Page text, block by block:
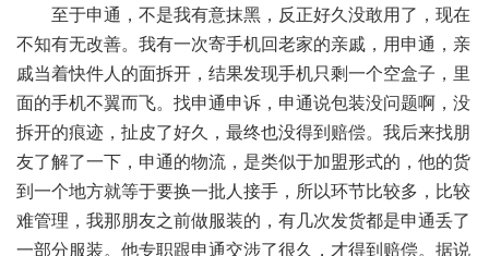
至于申通，不是我有意抹黑，反正好久没敢用了，现在
不知有无改善。我有一次寄手机回老家的亲戚，用申通，亲
戚当着快件人的面拆开，结果发现手机只剩一个空盒子，里
面的手机不翼而飞。找申通申诉，申通说包装没问题啊，没
拆开的痕迹，扯皮了好久，最终也没得到赔偿。我后来找朋
友了解了一下，申通的物流，是类似于加盟形式的，他的货
到一个地方就等于要换一批人接手，所以环节比较多，比较
难管理，我那朋友之前做服装的，有几次发货都是申通丢了
一部分服装。他专职跟申通交涉了很久，才得到赔偿。据说